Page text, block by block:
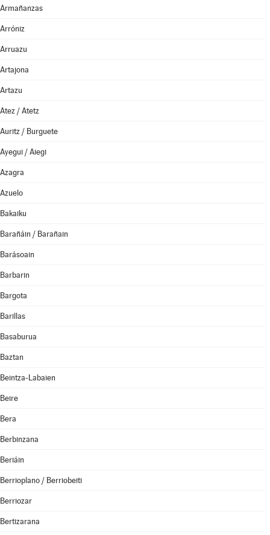
Armañanzas
Arróniz
Arruazu
Artajona
Artazu
Atez / Atetz
Auritz / Burguete
Ayegui / Aiegi
Azagra
Azuelo
Bakaiku
Barañáin / Barañain
Barásoain
Barbarin
Bargota
Barillas
Basaburua
Baztan
Beintza-Labaien
Beire
Bera
Berbinzana
Beriáin
Berrioplano / Berriobeiti
Berriozar
Bertizarana